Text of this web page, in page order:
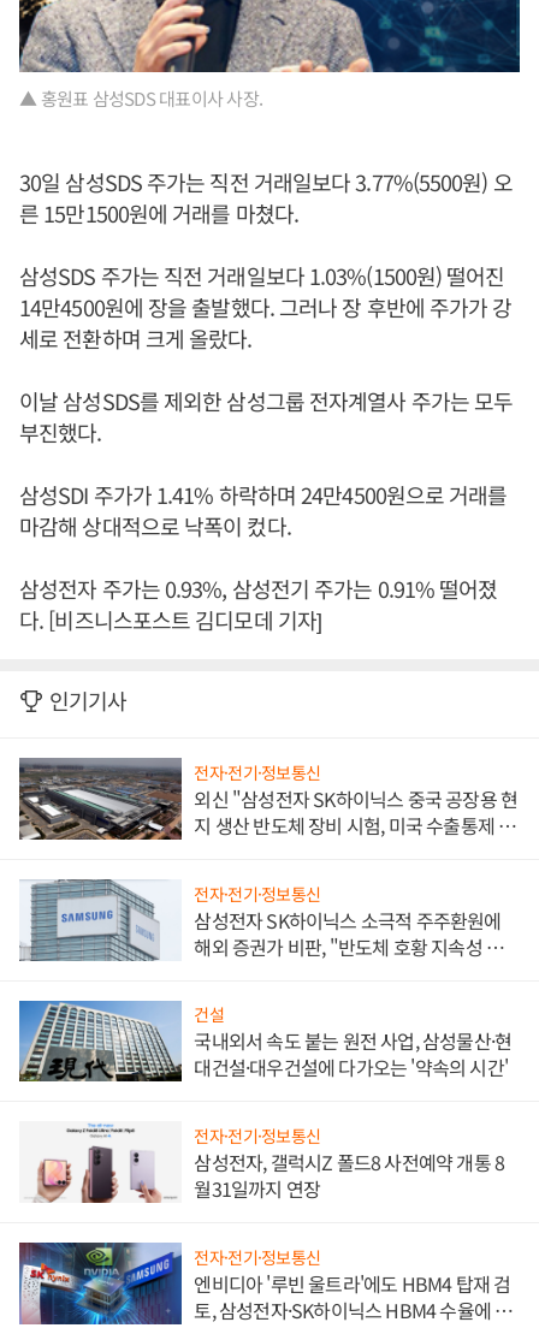
▲ 홍원표 삼성SDS 대표이사 사장.
30일 삼성SDS 주가는 직전 거래일보다 3.77%(5500원) 오
른 15만1500원에 거래를 마쳤다.
삼성SDS 주가는 직전 거래일보다 1.03%(1500원) 떨어진
14만4500원에 장을 출발했다. 그러나 장 후반에 주가가 강
세로 전환하며 크게 올랐다.
이날 삼성SDS를 제외한 삼성그룹 전자계열사 주가는 모두
부진했다.
삼성SDI 주가가 1.41% 하락하며 24만4500원으로 거래를
마감해 상대적으로 낙폭이 컸다.
삼성전자 주가는 0.93%, 삼성전기 주가는 0.91% 떨어졌
다. [비즈니스포스트 김디모데 기자]
인기기사
전자·전기·정보통신
외신 "삼성전자 SK하이닉스 중국 공장용 현
지 생산 반도체 장비 시험, 미국 수출통제 대
전자·전기·정보통신
삼성전자 SK하이닉스 소극적 주주환원에
해외 증권가 비판, "반도체 호황 지속성 의
건설
국내외서 속도 붙는 원전 사업, 삼성물산·현
대건설·대우건설에 다가오는 '약속의 시간'
전자·전기·정보통신
삼성전자, 갤럭시Z 폴드8 사전예약 개통 8
월31일까지 연장
전자·전기·정보통신
엔비디아 '루빈 울트라'에도 HBM4 탑재 검
토, 삼성전자·SK하이닉스 HBM4 수율에 주